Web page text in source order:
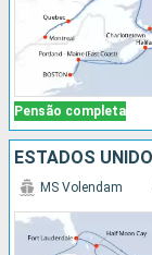
Pensão completa
MS Volendam